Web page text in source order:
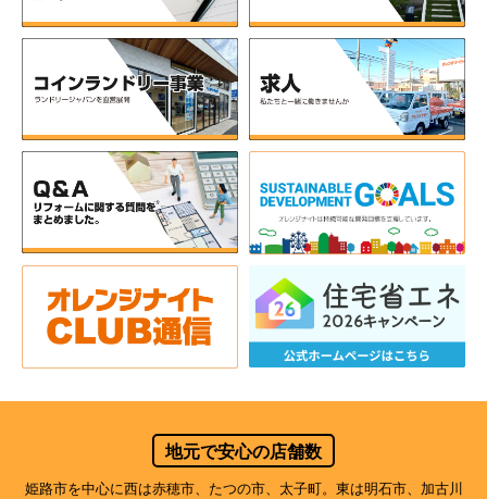
地元で安心の店舗数
姫路市を中心に西は赤穂市、たつの市、太子町。東は明石市、加古川